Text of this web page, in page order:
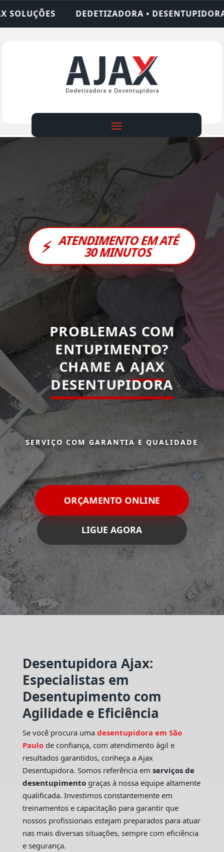
• DESENTUPIDORA • LIMPEZA DE
⚡ ATENDIMENTO EM ATÉ
30 MINUTOS
PROBLEMAS COM
ENTUPIMENTO?
CHAME A AJAX
DESENTUPIDORA
SERVIÇO COM GARANTIA E QUALIDADE
ORÇAMENTO ONLINE
LIGUE AGORA
Desentupidora Ajax:
Especialistas em
Desentupimento com
Agilidade e Eficiência
Se você procura uma desentupidora em São
Paulo de confiança, com atendimento ágil e
resultados garantidos, conheça a Ajax
Desentupidora. Somos referência em serviços de
desentupimentograças à nossa equipe altamente
qualificada. Investimos constantemente em
treinamentos e capacitação para garantir que
nossos profissionais estejam preparados para atuar
nas mais diversas situações, sempre com eficiência
e segurança.